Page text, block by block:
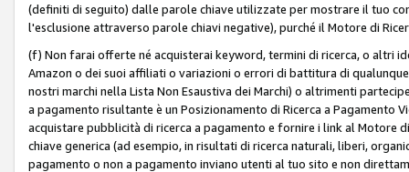
(definiti di seguito) dalle parole chiave utilizzate per mostrare il tuo
l'esclusione attraverso parole chiavi negative), purché il Motore di
(f) Non farai offerte né acquisterai keyword, termini di ricerca, o altri
Amazon o dei suoi affiliati o variazioni o errori di battitura di
nostri marchi nella Lista Non Esaustiva dei Marchi) o altrimenti
a pagamento risultante è un Posizionamento di Ricerca a Pagamento
acquistare pubblicità di ricerca a pagamento e fornire i link al Motore
chiave generica (ad esempio, in risultati di ricerca naturali, liberi,
pagamento o non a pagamento inviano utenti al tuo sito e non